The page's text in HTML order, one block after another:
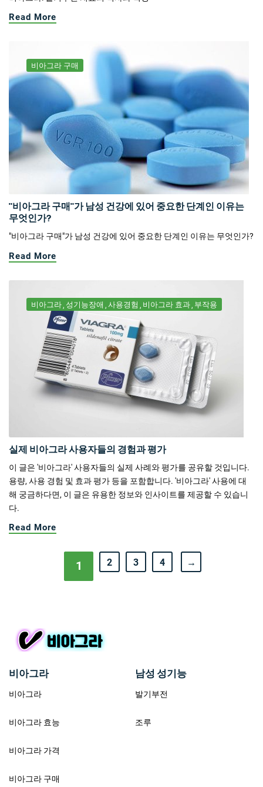
Read More
비아그라 구매
"비아그라 구매"가 남성 건강에 있어 중요한 단계인 이유는
무엇인가?
"비아그라 구매"가 남성 건강에 있어 중요한 단계인 이유는 무엇인가?
Read More
비아그라 성기능장애 사용경험 비아그라 효과 부작용
실제 비아그라 사용자들의 경험과 평가
이 글은 '비아그라' 사용자들의 실제 사례와 평가를 공유할 것입니다.
용량, 사용 경험 및 효과 평가 등을 포함합니다. '비아그라' 사용에 대
해 궁금하다면, 이 글은 유용한 정보와 인사이트를 제공할 수 있습니
다.
Read More
1 2 3 4 →
비아그라
비아그라
비아그라 효능
비아그라 가격
비아그라 구매
남성 성기능
발기부전
조루